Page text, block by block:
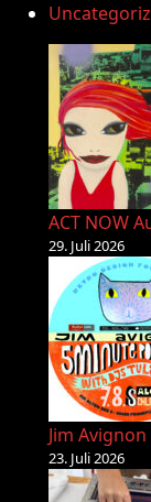
ACT NOW
29. Juli 2026
Jim
23. Juli 2026